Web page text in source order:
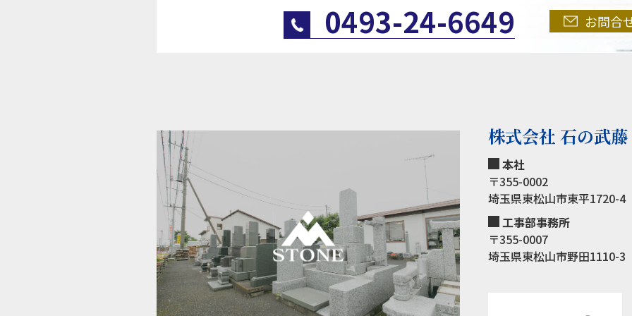
0493-24-6649 お問合
株式会社 石の武藤
本社
〒355-0002
埼玉県東松山市東平1720-4
工事部事務所
〒355-0007
埼玉県東松山市野田1110-3